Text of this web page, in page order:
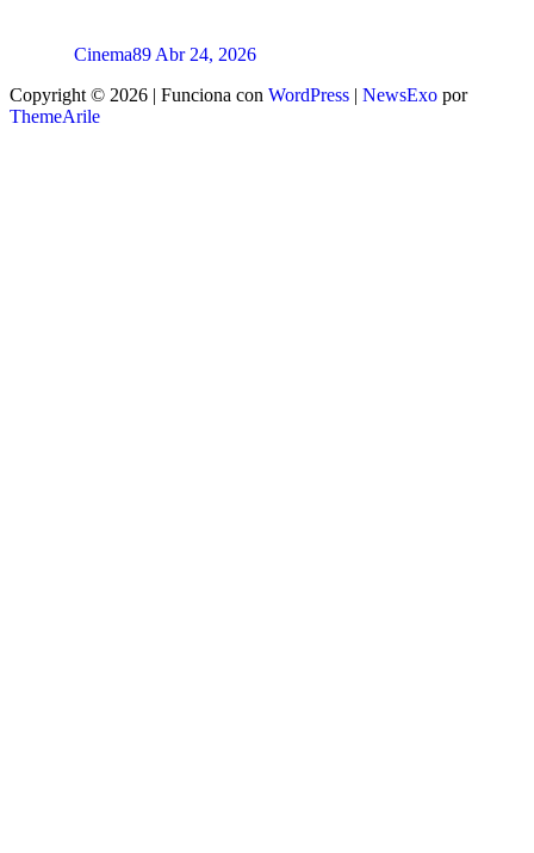
Cinema89 Abr 24, 2026
Copyright © 2026 | Funciona con WordPress | NewsExo por
ThemeArile